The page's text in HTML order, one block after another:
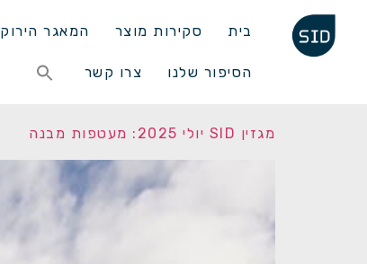
בית סקירות מוצר המאגר הירוק
הסיפור שלנו צרו קשר
Search
for:
מגזין SID יולי 2025: מעטפות מבנה